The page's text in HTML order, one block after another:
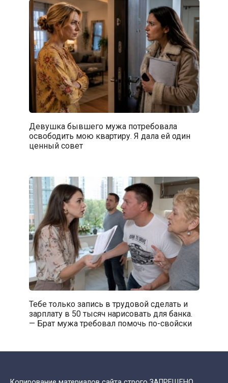
Девушка бывшего мужа потребовала
освободить мою квартиру. Я дала ей один
ценный совет
Тебе только запись в трудовой сделать и
зарплату в 50 тысяч нарисовать для банка.
— Брат мужа требовал помочь по-свойски